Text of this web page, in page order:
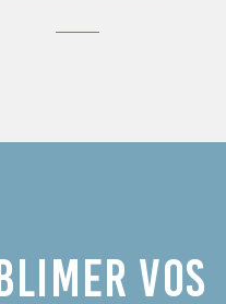
VOS